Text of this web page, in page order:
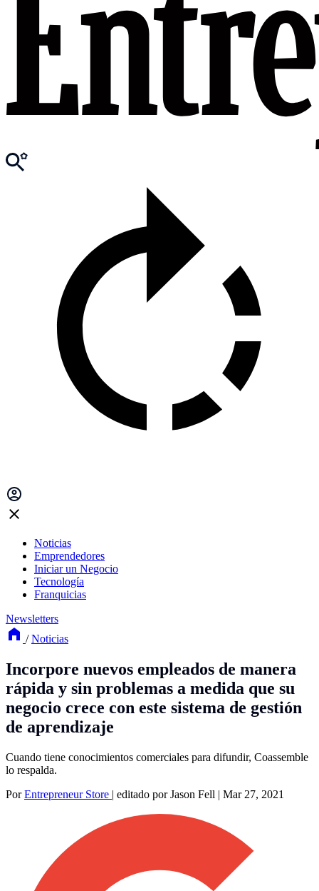
Noticias
Emprendedores
Iniciar un Negocio
Tecnología
Franquicias
Newsletters
/ Noticias
Incorpore nuevos empleados de manera
rápida y sin problemas a medida que su
negocio crece con este sistema de gestión
de aprendizaje
Cuando tiene conocimientos comerciales para difundir, Coassemble
lo respalda.
PorEntrepreneur Store | editado por Jason Fell | Mar 27, 2021